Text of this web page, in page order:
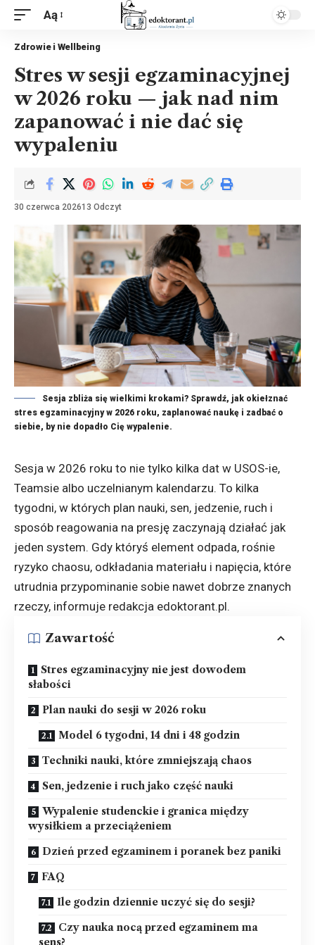
Aą
Zdrowie i Wellbeing
Stres w sesji egzaminacyjnej
w 2026 roku — jak nad nim
zapanować i nie dać się
wypaleniu
30 czerwca 202613 Odczyt
Sesja zbliża się wielkimi krokami? Sprawdź, jak okiełznać
stres egzaminacyjny w 2026 roku, zaplanować naukę i zadbać o
siebie, by nie dopadło Cię wypalenie.
Sesja w 2026 roku to nie tylko kilka dat w USOS-ie,
Teamsie albo uczelnianym kalendarzu. To kilka
tygodni, w których plan nauki, sen, jedzenie, ruch i
sposób reagowania na presję zaczynają działać jak
jeden system. Gdy któryś element odpada, rośnie
ryzyko chaosu, odkładania materiału i napięcia, które
utrudnia przypominanie sobie nawet dobrze znanych
rzeczy, informuje redakcja edoktorant.pl.
Zawartość
Stres egzaminacyjny nie jest dowodem
słabości
Plan nauki do sesji w 2026 roku
Model 6 tygodni, 14 dni i 48 godzin
Techniki nauki, które zmniejszają chaos
Sen, jedzenie i ruch jako część nauki
Wypalenie studenckie i granica między
wysiłkiem a przeciążeniem
Dzień przed egzaminem i poranek bez paniki
FAQ
Ile godzin dziennie uczyć się do sesji?
Czy nauka nocą przed egzaminem ma
sens?